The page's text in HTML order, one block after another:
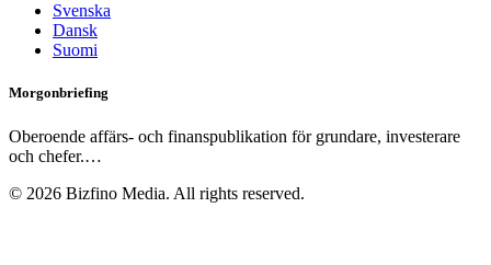
Svenska
Dansk
Suomi
Morgonbriefing
Oberoende affärs- och finanspublikation för grundare, investerare
och chefer.…
© 2026 Bizfino Media. All rights reserved.